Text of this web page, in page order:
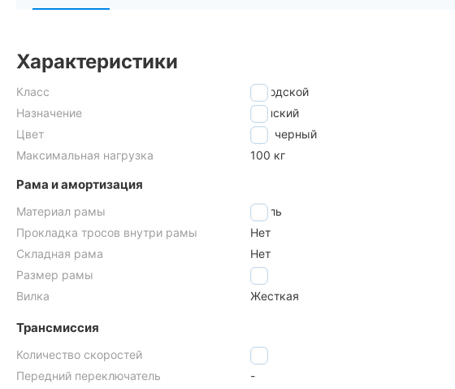
Характеристики
Класс
городской
Назначение
женский
Цвет
черный
Максимальная нагрузка
100 кг
Рама и амортизация
Материал рамы
сталь
Прокладка тросов внутри рамы
Нет
Складная рама
Нет
Размер рамы
17"
Вилка
Жесткая
Трансмиссия
Количество скоростей
7
Передний переключатель
-